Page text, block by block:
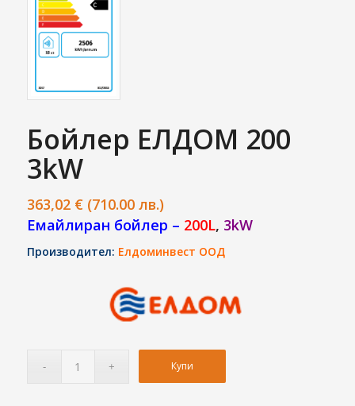
Бойлер ЕЛДОМ 200
3kW
363,02 € (710.00 лв.)
Емайлиран бойлер – 200L, 3kW
Производител: Елдоминвест ООД
Купи